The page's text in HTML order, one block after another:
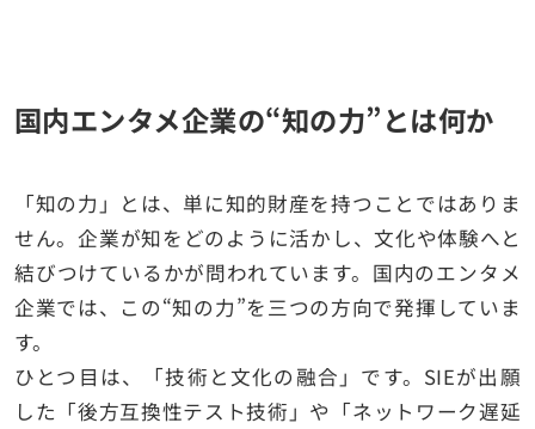
国内エンタメ企業の“知の力”とは何か
「知の力」とは、単に知的財産を持つことではありま
せん。企業が知をどのように活かし、文化や体験へと
結びつけているかが問われています。国内のエンタメ
企業では、この“知の力”を三つの方向で発揮していま
す。
ひとつ目は、「技術と文化の融合」です。SIEが出願
した「後方互換性テスト技術」や「ネットワーク遅延